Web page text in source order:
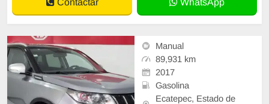
Manual
89,931 km
2017
Gasolina
Ecatepec, Estado de